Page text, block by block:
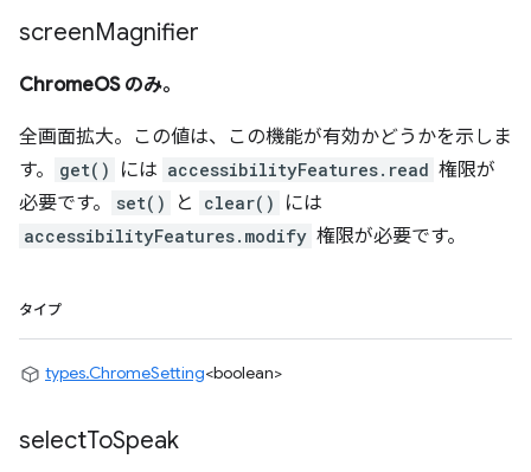
screenMagnifier
ChromeOS のみ。
全画面拡大。この値は、この機能が有効かどうかを示しま
す。
get() には accessibilityFeatures.read 権限が
必要です。
set() と clear() には
accessibilityFeatures.modify 権限が必要です。
タイプ
types.ChromeSetting<boolean>
selectToSpeak